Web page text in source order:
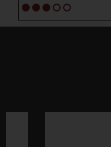
3/5